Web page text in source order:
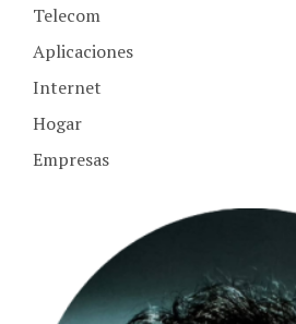
Telecom
Aplicaciones
Internet
Hogar
Empresas